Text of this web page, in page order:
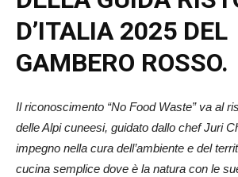
D’ITALIA 2025 DEL
GAMBERO ROSSO.
Il riconoscimento “No Food Waste” va al
delle Alpi cuneesi, guidato dallo chef Juri
impegno nella cura dell’ambiente e del
cucina semplice dove è la natura con le